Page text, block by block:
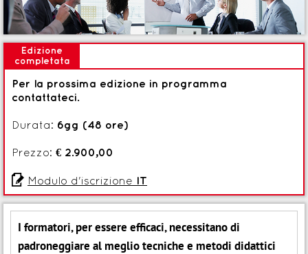
I formatori, per essere efficaci, necessitano di
padroneggiare al meglio tecniche e metodi didattici
Edizione
completata
Per la prossima edizione in programma
contattateci.
Durata: 6gg (48 ore)
Prezzo: € 2.900,00
 Modulo d'iscrizione IT